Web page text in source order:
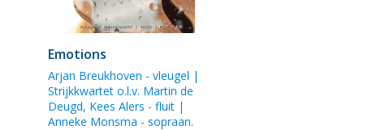
Emotions
Arjan Breukhoven - vleugel |
Strijkkwartet o.l.v. Martin de
Deugd, Kees Alers - fluit |
Anneke Monsma - sopraan.